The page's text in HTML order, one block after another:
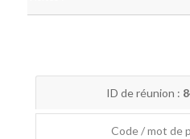
ID de réunion :
Code / mot de